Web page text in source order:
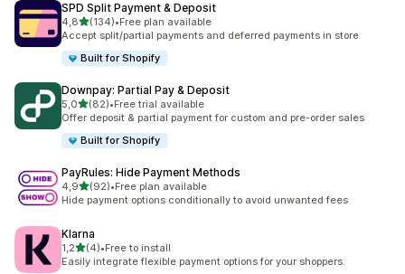
SPD Split Payment & Deposit
4,85 yıldız üzerinden
(134)
toplam 134 değerlendirme
•Free plan available
Accept split/partial payments and deferred payments in store
Built for Shopify
Downpay: Partial Pay & Deposit
5,05 yıldız üzerinden
(82)
toplam 82 değerlendirme
•Free trial available
Offer deposit & partial payment for custom and pre-order sales
Built for Shopify
PayRules: Hide Payment Methods
4,95 yıldız üzerinden
(92)
toplam 92 değerlendirme
•Free plan available
Hide payment options conditionally to avoid unwanted fees
Klarna
1,25 yıldız üzerinden
(4)
toplam 4 değerlendirme
•Free to install
Easily integrate flexible payment options for your shoppers.